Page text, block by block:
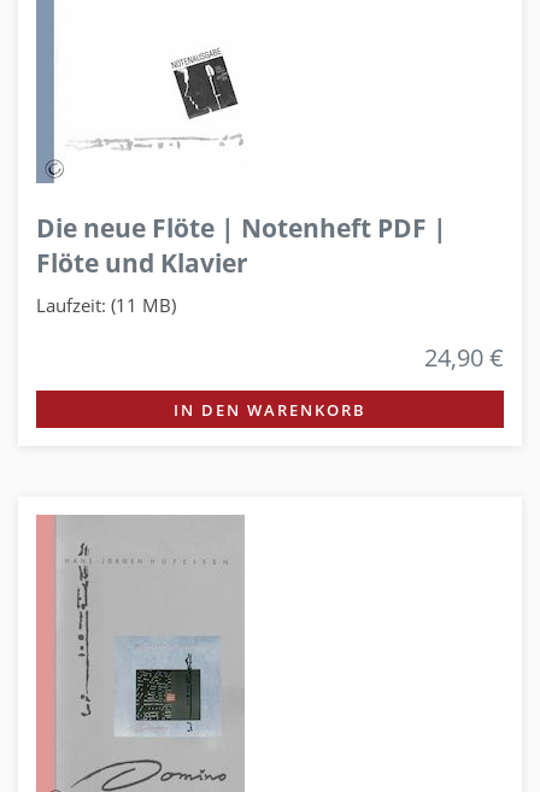
Die neue Flöte | Notenheft PDF |
Flöte und Klavier
Laufzeit: (11 MB)
24,90 €
IN DEN WARENKORB